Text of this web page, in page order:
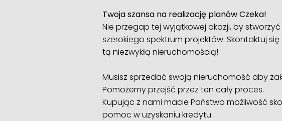
Twoja szansa na realizację planów Czeka!
Nie przegap tej wyjątkowej okazji, by
szerokiego spektrum projektów. Skontaktuj
tą niezwykłą nieruchomością!
Musisz sprzedać swoją nieruchomość aby
Pomożemy przejść przez ten cały proces.
Kupując z nami macie Państwo możliwość
pomoc w uzyskaniu kredytu.